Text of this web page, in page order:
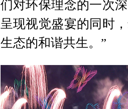
们对环保理念的一次
呈现视觉盛宴的同时
生态的和谐共生。”